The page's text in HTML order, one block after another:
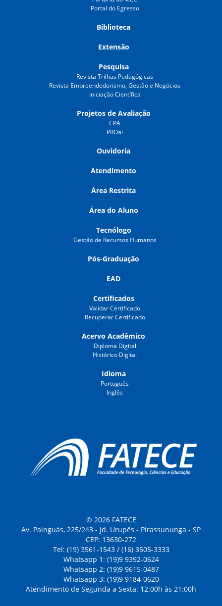
Portal do Egresso
Biblioteca
Extensão
Pesquisa
Revista Trilhas Pedagógicas
Revista Empreendedorismo, Gestão e Negócios
Iniciação Científica
Projetos de Avaliação
CPA
PROai
Ouvidoria
Atendimento
Área Restrita
Área do Aluno
Tecnólogo
Gestão de Recursos Humanos
Pós-Graduação
EAD
Certificados
Validar Certificado
Recuperar Certificado
Acervo Acadêmico
Diploma Digital
Histórico Digital
Idioma
Português
Inglês
© 2026 FATECE
Av. Painguás, 225/243 - Jd. Urupês - Pirassununga - SP
CEP: 13630-272
Tel: (19) 3561-1543 / (16) 3505-3333
Whatsapp 1: (19)9 9392-0624
Whatsapp 2: (19)9 9615-0487
Whatsapp 3: (19)9 9184-0620
Atendimento de Segunda a Sexta: 12:00h às 21:00h